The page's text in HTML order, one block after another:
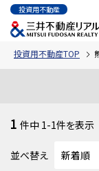
投資用不動産
投資用不動産TOP
1 件中 1-1件を表示
並べ替え